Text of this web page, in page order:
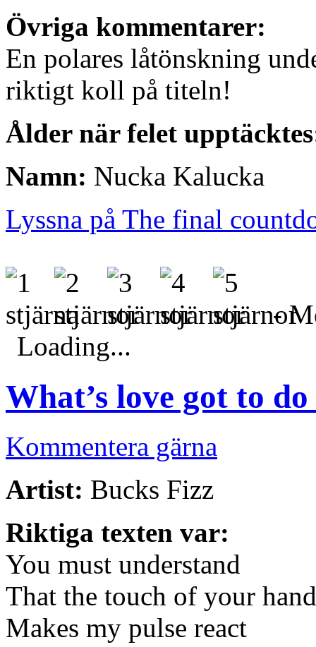
Övriga kommentarer:
En polares låtönskning
riktigt koll på titeln!
Ålder när felet
Namn: Nucka Kalucka
Lyssna på The final
-
Loading...
What’s love got to
Kommentera gärna
Artist: Bucks Fizz
Riktiga texten var:
You must understand
That the touch of your hand
Makes my pulse react